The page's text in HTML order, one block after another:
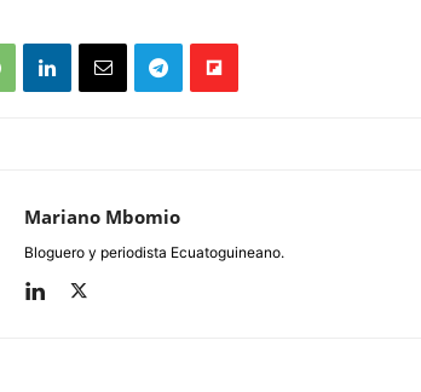
Mariano Mbomio
Bloguero y periodista Ecuatoguineano.